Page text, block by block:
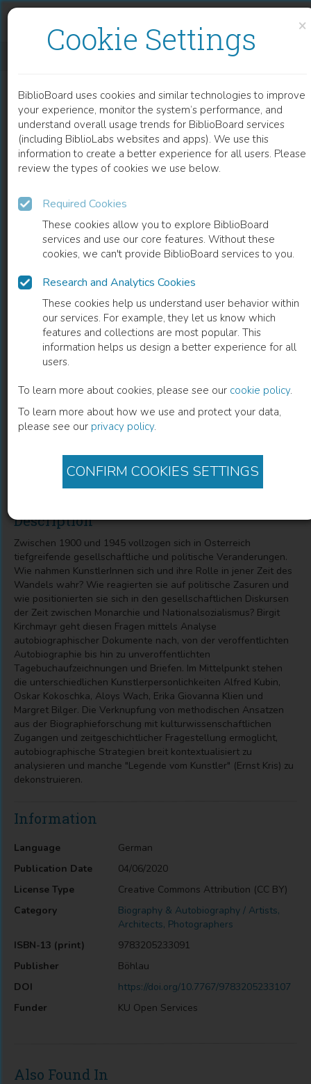
×
Cookie Settings
BiblioBoard uses cookies and similar technologies to improve
your experience, monitor the system’s performance, and
understand overall usage trends for BiblioBoard services
(including BiblioLabs websites and apps). We use this
information to create a better experience for all users. Please
review the types of cookies we use below.
Required Cookies
These cookies allow you to explore BiblioBoard
services and use our core features. Without these
cookies, we can't provide BiblioBoard services to you.
Research and Analytics Cookies
These cookies help us understand user behavior within
our services. For example, they let us know which
features and collections are most popular. This
information helps us design a better experience for all
users.
To learn more about cookies, please see our cookie policy.
To learn more about how we use and protect your data,
please see our privacy policy.
CONFIRM COOKIES SETTINGS
READ
BOOK
Zeitwesen
im Spannungsfeld von Politik und Gesellschaft 1900-
1945. Eine Studie zu Alfred Kubin, Oskar Kokoschka,
Aloys Wach, Erika Giovanna Klien und Margret Bilger
Birgit Kirchmayr(Author)
Description
Zwischen 1900 und 1945 vollzogen sich in Osterreich
tiefgreifende gesellschaftliche und politische Veranderungen.
Wie nahmen KunstlerInnen sich und ihre Rolle in jener Zeit des
Wandels wahr? Wie reagierten sie auf politische Zasuren und
wie positionierten sie sich in den gesellschaftlichen Diskursen
der Zeit zwischen Monarchie und Nationalsozialismus? Birgit
Kirchmayr geht diesen Fragen mittels Analyse
autobiographischer Dokumente nach, von der veroffentlichten
Autobiographie bis hin zu unveroffentlichten
Tagebuchaufzeichnungen und Briefen. Im Mittelpunkt stehen
die unterschiedlichen Kunstlerpersonlichkeiten Alfred Kubin,
Oskar Kokoschka, Aloys Wach, Erika Giovanna Klien und
Margret Bilger. Die Verknupfung von methodischen Ansatzen
aus der Biographieforschung mit kulturwissenschaftlichen
Zugangen und zeitgeschichtlicher Fragestellung ermoglicht,
autobiographische Strategien breit kontextualisiert zu
analysieren und manche "Legende vom Kunstler" (Ernst Kris) zu
dekonstruieren.
Information
Language
German
Publication Date
04/06/2020
License Type
Creative Commons Attribution (CC BY)
Category
Biography & Autobiography / Artists,
Architects, Photographers
ISBN-13 (print)
9783205233091
Publisher
Böhlau
DOI
https://doi.org/10.7767/9783205233107
Funder
KU Open Services
Also Found In